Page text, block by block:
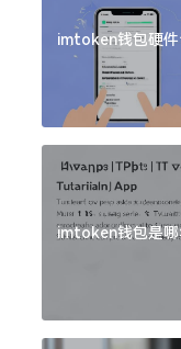
imtoken钱包硬件
imtoken钱包是哪